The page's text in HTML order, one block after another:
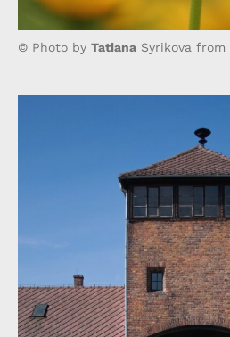
© Photo by Tatiana Syrikova from